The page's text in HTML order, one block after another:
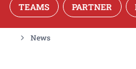
TEAMS PARTNER
News